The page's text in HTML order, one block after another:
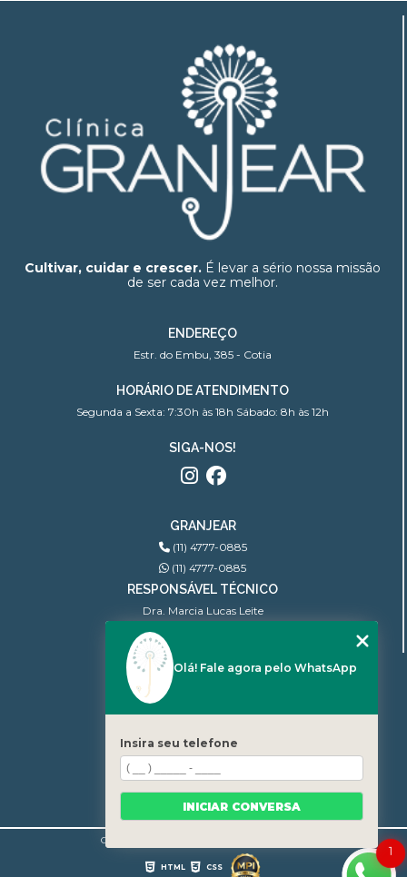
Cultivar, cuidar e crescer. É levar a sério nossa missão
de ser cada vez melhor.
ENDEREÇO
Estr. do Embu, 385 - Cotia
HORÁRIO DE ATENDIMENTO
Segunda a Sexta: 7:30h às 18h Sábado: 8h às 12h
SIGA-NOS!
GRANJEAR
(11) 4777-0885
(11) 4777-0885
RESPONSÁVEL TÉCNICO
Dra. Marcia Lucas Leite
Ginecologista | CRM: 100.806
MENU
QUEM SOMOS
CONTATO
CATEGORIAS
Copyright © Granjear. (Lei 9610 de 19/02/1998)
HTML CSS
1
Olá! Fale agora pelo WhatsApp
Insira seu telefone
INICIAR CONVERSA